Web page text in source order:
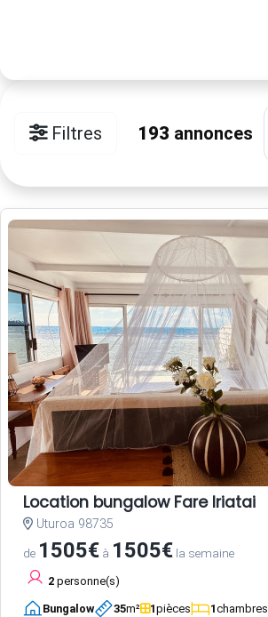
Filtres 193 annonces
Location bungalow Fare Iriatai
Uturoa 98735
de 1505€ à 1505€ la semaine
2 personne(s)
Bungalow 35m² 1pièces 1chambres